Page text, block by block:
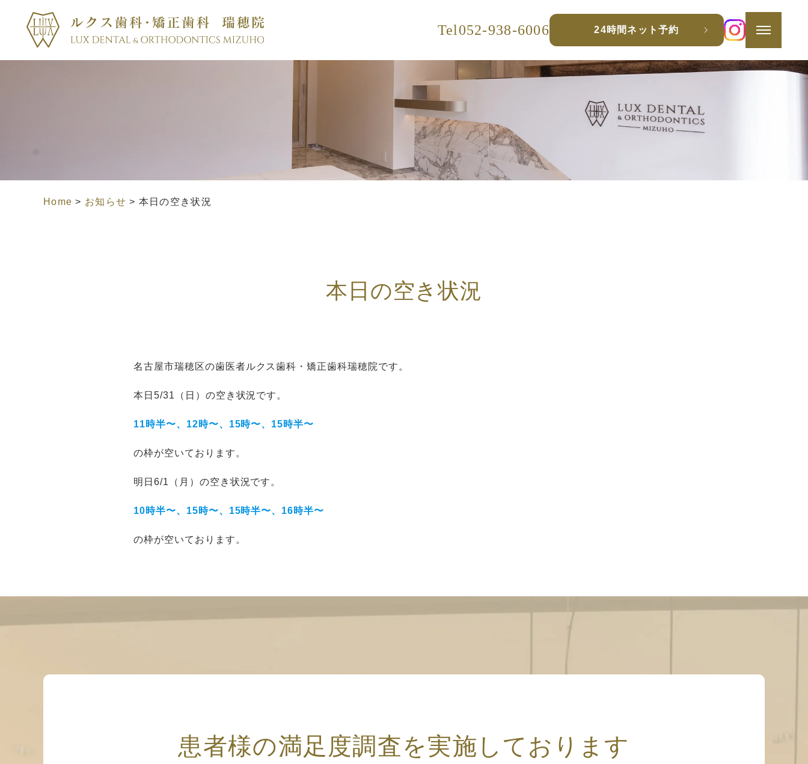
Tel052-938-6006 24時間ネット予約
Home > お知らせ > 本日の空き状況
本日の空き状況
名古屋市瑞穂区の歯医者ルクス歯科・矯正歯科瑞穂院です。
本日5/31（日）の空き状況です。
11時半〜、12時〜、15時〜、15時半〜
の枠が空いております。
明日6/1（月）の空き状況です。
10時半〜、15時〜、15時半〜、16時半〜
の枠が空いております。
患者様の満足度調査を実施しております